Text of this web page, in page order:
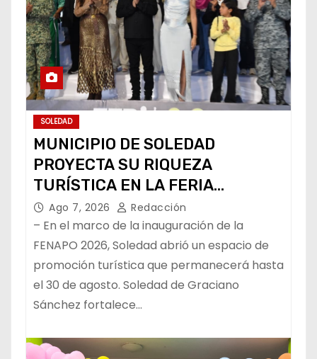
SOLEDAD
MUNICIPIO DE SOLEDAD
PROYECTA SU RIQUEZA
TURÍSTICA EN LA FERIA
NACIONAL POTOSINA
Ago 7, 2026 Redacción
– En el marco de la inauguración de la
FENAPO 2026, Soledad abrió un espacio de
promoción turística que permanecerá hasta
el 30 de agosto. Soledad de Graciano
Sánchez fortalece…